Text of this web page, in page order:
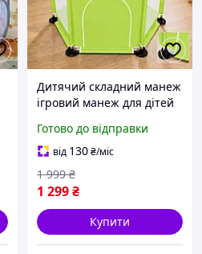
Дитячий складний манеж
ігровий манеж для дітей
зелений манеж зі
швидкою збіркою
Готово до відправки
від 130₴/міс
1 299₴
1 999 ₴
Купити